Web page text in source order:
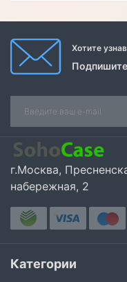
Хотите
г.Москва,
набережная, 2
Категории